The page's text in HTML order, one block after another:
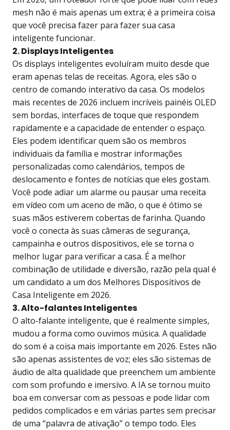
mesh não é mais apenas um extra; é a primeira coisa
que você precisa fazer para fazer sua casa
inteligente funcionar.
2. Displays Inteligentes
Os displays inteligentes evoluíram muito desde que
eram apenas telas de receitas. Agora, eles são o
centro de comando interativo da casa. Os modelos
mais recentes de 2026 incluem incríveis painéis OLED
sem bordas, interfaces de toque que respondem
rapidamente e a capacidade de entender o espaço.
Eles podem identificar quem são os membros
individuais da família e mostrar informações
personalizadas como calendários, tempos de
deslocamento e fontes de notícias que eles gostam.
Você pode adiar um alarme ou pausar uma receita
em vídeo com um aceno de mão, o que é ótimo se
suas mãos estiverem cobertas de farinha. Quando
você o conecta às suas câmeras de segurança,
campainha e outros dispositivos, ele se torna o
melhor lugar para verificar a casa. É a melhor
combinação de utilidade e diversão, razão pela qual é
um candidato a um dos Melhores Dispositivos de
Casa Inteligente em 2026.
3. Alto-falantes Inteligentes
O alto-falante inteligente, que é realmente simples,
mudou a forma como ouvimos música. A qualidade
do som é a coisa mais importante em 2026. Estes não
são apenas assistentes de voz; eles são sistemas de
áudio de alta qualidade que preenchem um ambiente
com som profundo e imersivo. A IA se tornou muito
boa em conversar com as pessoas e pode lidar com
pedidos complicados e em várias partes sem precisar
de uma “palavra de ativação” o tempo todo. Eles